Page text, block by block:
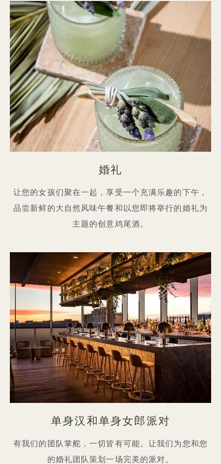
婚礼
让您的女孩们聚在一起，享受一个充满乐趣的下午，
品尝新鲜的大自然风味午餐和以您即将举行的婚礼为
主题的创意鸡尾酒。
单身汉和单身女郎派对
有我们的团队掌舵，一切皆有可能。让我们为您和您
的婚礼团队策划一场完美的派对。